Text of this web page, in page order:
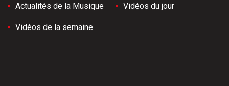
Actualités de la Musique Vidéos du jour
Vidéos de la semaine